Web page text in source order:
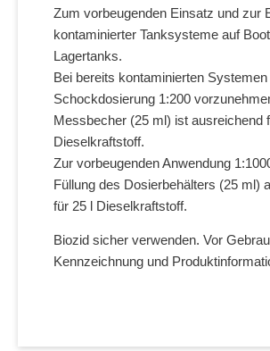
Zum vorbeugenden Einsatz und zur
kontaminierter Tanksysteme auf
Lagertanks.
Bei bereits kontaminierten
Schockdosierung 1:200
Messbecher (25 ml) ist ausreichend
Dieselkraftstoff.
Zur vorbeugenden Anwendung
Füllung des Dosierbehälters (25 ml)
für 25 l Dieselkraftstoff.
Biozid sicher verwenden. Vor
Kennzeichnung und